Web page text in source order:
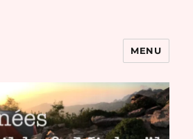
de Mathilde et
MENU